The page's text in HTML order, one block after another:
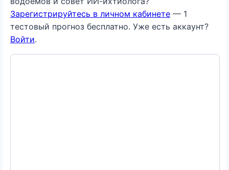
Зарегистрируйтесь в личном кабинете — 1
тестовый прогноз бесплатно. Уже есть аккаунт?
Войти.